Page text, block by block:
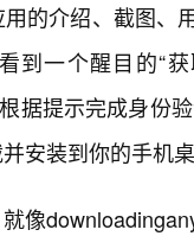
的介绍、截图、
到一个醒目的“
据提示完成身份
安装到你的手机桌
像